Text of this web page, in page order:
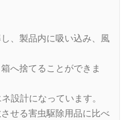
、製品内に吸い込み、風
へ捨てることができま
設計になっています。
せる害虫駆除用品に比べ